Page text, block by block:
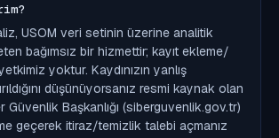
USOM veri setinin üzerine analitik
bağımsız bir hizmettir; kayıt ekleme/
yoktur. Kaydınızın yanlış
düşünüyorsanız resmi kaynak olan
Güvenlik Başkanlığı (siberguvenlik.gov.tr)
geçerek itiraz/temizlik talebi açmanız